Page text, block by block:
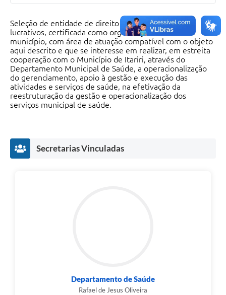
Seleção de entidade de direito privado, sem fins
lucrativos, certificada como organização social no
município, com área de atuação compatível com o objeto
aqui descrito e que se interesse em realizar, em estreita
cooperação com o Município de Itariri, através do
Departamento Municipal de Saúde, a operacionalização
do gerenciamento, apoio à gestão e execução das
atividades e serviços de saúde, na efetivação da
reestruturação da gestão e operacionalização dos
serviços municipal de saúde.
Secretarias Vinculadas
Departamento de Saúde
Rafael de Jesus Oliveira